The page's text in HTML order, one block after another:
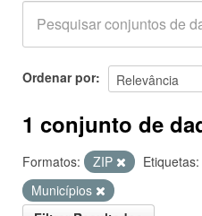
Ordenar por
1 conjunto de
Formatos: ZIP Etiquetas:
Municípios